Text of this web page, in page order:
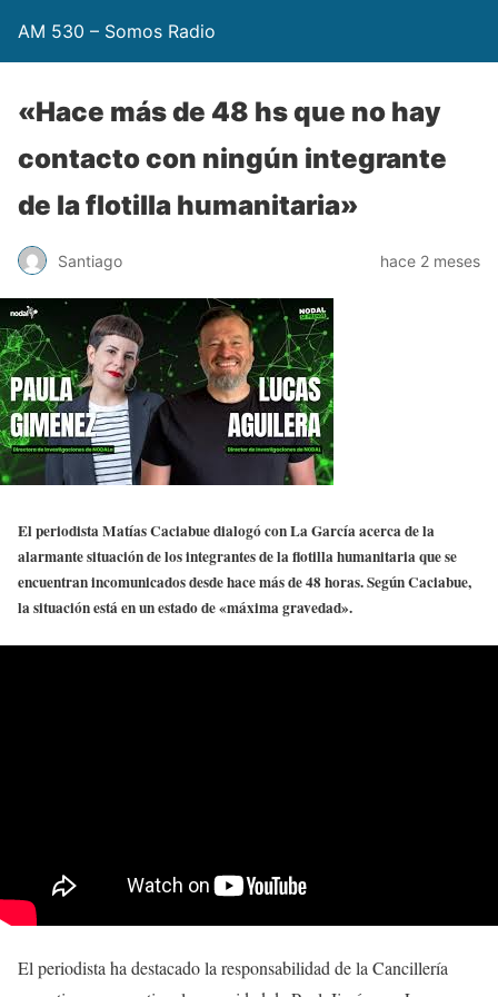
AM 530 – Somos Radio
«Hace más de 48 hs que no hay
contacto con ningún integrante
de la flotilla humanitaria»
Santiago hace 2 meses
El periodista Matías Caciabue dialogó con La García acerca de la
alarmante situación de los integrantes de la flotilla humanitaria que se
encuentran incomunicados desde hace más de 48 horas. Según Caciabue,
la situación está en un estado de «máxima gravedad».
El periodista ha destacado la responsabilidad de la Cancillería